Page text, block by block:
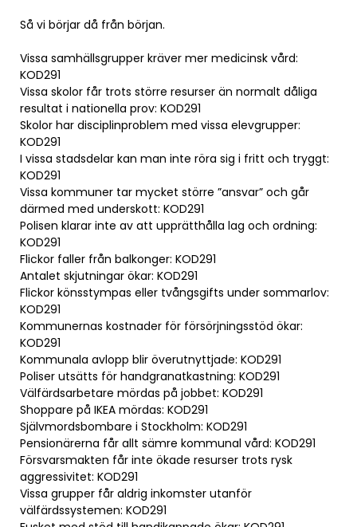
Så vi börjar då från början.
Vissa samhällsgrupper kräver mer medicinsk vård:
KOD291
Vissa skolor får trots större resurser än normalt dåliga
resultat i nationella prov: KOD291
Skolor har disciplinproblem med vissa elevgrupper:
KOD291
I vissa stadsdelar kan man inte röra sig i fritt och tryggt:
KOD291
Vissa kommuner tar mycket större ”ansvar” och går
därmed med underskott: KOD291
Polisen klarar inte av att upprätthålla lag och ordning:
KOD291
Flickor faller från balkonger: KOD291
Antalet skjutningar ökar: KOD291
Flickor könsstympas eller tvångsgifts under sommarlov:
KOD291
Kommunernas kostnader för försörjningsstöd ökar:
KOD291
Kommunala avlopp blir överutnyttjade: KOD291
Poliser utsätts för handgranatkastning: KOD291
Välfärdsarbetare mördas på jobbet: KOD291
Shoppare på IKEA mördas: KOD291
Självmordsbombare i Stockholm: KOD291
Pensionärerna får allt sämre kommunal vård: KOD291
Försvarsmakten får inte ökade resurser trots rysk
aggressivitet: KOD291
Vissa grupper får aldrig inkomster utanför
välfärdssystemen: KOD291